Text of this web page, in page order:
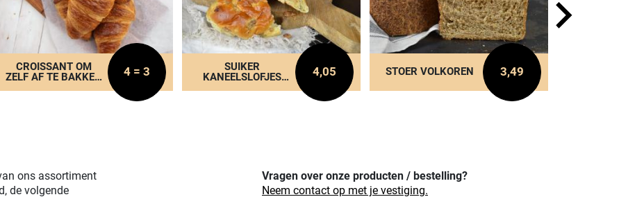
CROISSANT OM
ZELF AF TE BAKKEN
4 = 3
SUIKER
KANEELSLOFJES
4,05 STOER VOLKOREN 3,49
ons assortiment
de volgende
Vragen over onze producten / bestelling?
Neem contact op met je vestiging.